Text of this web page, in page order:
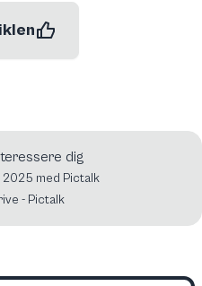
dig
2025 med Pictalk
- Pictalk